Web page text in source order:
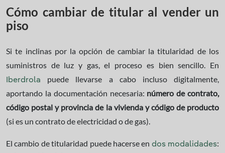
Cómo cambiar de titular al vender un
piso
Si te inclinas por la opción de cambiar la titularidad de los
suministros de luz y gas, el proceso es bien sencillo. En
Iberdrola
puede llevarse a cabo incluso digitalmente,
aportando la documentación necesaria: número de contrato,
código postal y provincia de la vivienda y código de producto
(si es un contrato de electricidad o de gas).
El cambio de titularidad puede hacerse en dos modalidades: